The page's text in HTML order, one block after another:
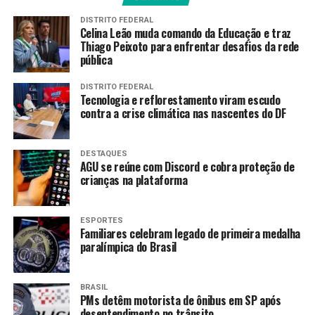
O MEC destaca que a adesão poderá ser cancelada, se o
gestor local de educação desejar. A solicitação de
cancelamento também deverá ser feita pelo Simec.
Para guiar os gestores locais,o MEC disponibilizou
um passo a passo
preenchimento do termo de adesão.
Cronograma
Após 17 de junho, o Ministério da Educação divulgará a
lista dos estados e dos municípios que aderiram à prova
de 2026 e também dos que renovaram o interesse pela
prova.
Assim, os professores interessados nos processos
seletivos terão conhecimento prévio de quais entes
DISTRITO FEDERAL
Celina Leão muda comando da Educação e traz
Thiago Peixoto para enfrentar desafios da rede
pública
DISTRITO FEDERAL
Tecnologia e reflorestamento viram escudo
contra a crise climática nas nascentes do DF
DESTAQUES
AGU se reúne com Discord e cobra proteção de
crianças na plataforma
ESPORTES
Familiares celebram legado de primeira medalha
paralímpica do Brasil
BRASIL
PMs detêm motorista de ônibus em SP após